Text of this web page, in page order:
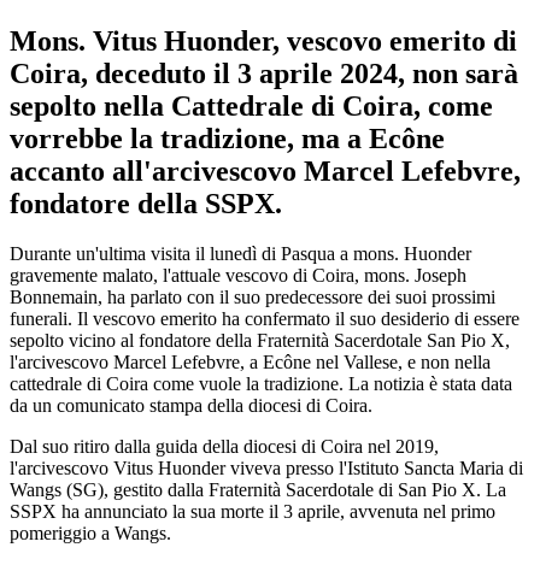
Mons. Vitus Huonder, vescovo emerito di
Coira, deceduto il 3 aprile 2024, non sarà
sepolto nella Cattedrale di Coira, come
vorrebbe la tradizione, ma a Ecône
accanto all'arcivescovo Marcel Lefebvre,
fondatore della SSPX.
Durante un'ultima visita il lunedì di Pasqua a mons. Huonder
gravemente malato, l'attuale vescovo di Coira, mons. Joseph
Bonnemain, ha parlato con il suo predecessore dei suoi prossimi
funerali. Il vescovo emerito ha confermato il suo desiderio di essere
sepolto vicino al fondatore della Fraternità Sacerdotale San Pio X,
l'arcivescovo Marcel Lefebvre, a Ecône nel Vallese, e non nella
cattedrale di Coira come vuole la tradizione. La notizia è stata data
da un comunicato stampa della diocesi di Coira.
Dal suo ritiro dalla guida della diocesi di Coira nel 2019,
l'arcivescovo Vitus Huonder viveva presso l'Istituto Sancta Maria di
Wangs (SG), gestito dalla Fraternità Sacerdotale di San Pio X. La
SSPX ha annunciato la sua morte il 3 aprile, avvenuta nel primo
pomeriggio a Wangs.